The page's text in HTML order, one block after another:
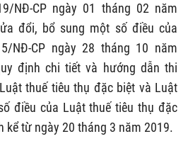
NĐ-CP ngày 01 tháng 02 năm
đổi, bổ sung một số điều của
NĐ-CP ngày 28 tháng 10 năm
định chi tiết và hướng dẫn thi
thuế tiêu thụ đặc biệt và Luật
điều của Luật thuế tiêu thụ đặc
kể từ ngày 20 tháng 3 năm 2019.